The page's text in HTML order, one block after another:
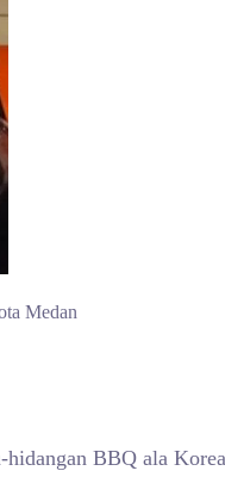
Medan
BBQ ala